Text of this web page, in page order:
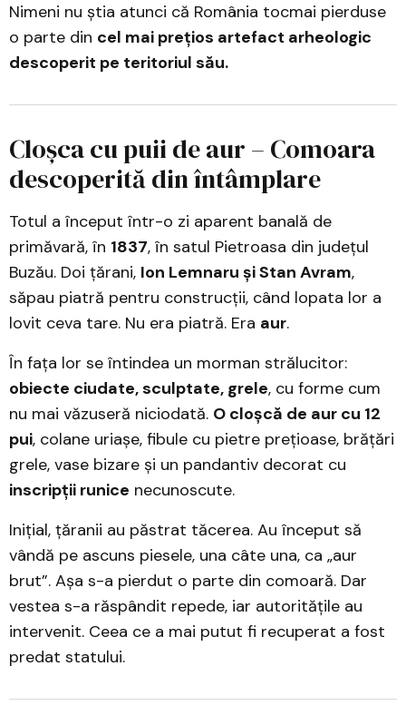
Nimeni nu știa atunci că România tocmai pierduse
o parte din cel mai prețios artefact arheologic
descoperit pe teritoriul său.
Cloșca cu puii de aur – Comoara
descoperită din întâmplare
Totul a început într-o zi aparent banală de
primăvară, în 1837, în satul Pietroasa din județul
Buzău. Doi țărani, Ion Lemnaru și Stan Avram,
săpau piatră pentru construcții, când lopata lor a
lovit ceva tare. Nu era piatră. Era aur.
În fața lor se întindea un morman strălucitor:
obiecte ciudate, sculptate, grele, cu forme cum
nu mai văzuseră niciodată. O cloșcă de aur cu 12
pui, colane uriașe, fibule cu pietre prețioase, brățări
grele, vase bizare și un pandantiv decorat cu
inscripții runice necunoscute.
Inițial, țăranii au păstrat tăcerea. Au început să
vândă pe ascuns piesele, una câte una, ca „aur
brut”. Așa s-a pierdut o parte din comoară. Dar
vestea s-a răspândit repede, iar autoritățile au
intervenit. Ceea ce a mai putut fi recuperat a fost
predat statului.